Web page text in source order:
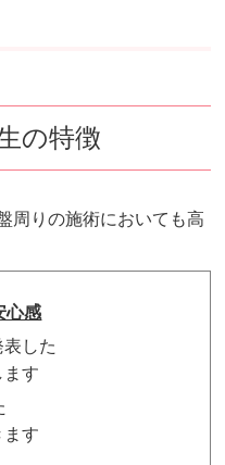
の特徴
周りの施術においても高
心感
した
ます
ます